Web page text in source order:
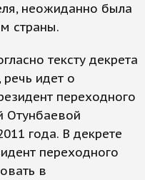
неожиданно была
страны.
тексту декрета
речь идет о
переходного
Отунбаевой
года. В декрете
переходного
в